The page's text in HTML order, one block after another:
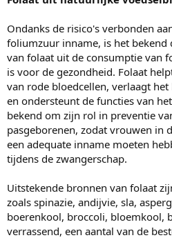
Ondanks de risico's verbonden
foliumzuur inname, is het bekend
van folaat uit de consumptie van
is voor de gezondheid. Folaat
van rode bloedcellen, verlaagt
en ondersteunt de functies van
bekend om zijn rol in preventie
pasgeborenen, zodat vrouwen in
een adequate inname moeten
tijdens de zwangerschap.
Uitstekende bronnen van folaat
zoals spinazie, andijvie, sla,
boerenkool, broccoli, bloemkool,
verrassend, een aantal van de